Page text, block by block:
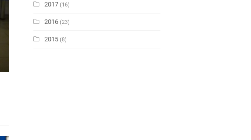
2017(16)
2016(23)
2015(8)